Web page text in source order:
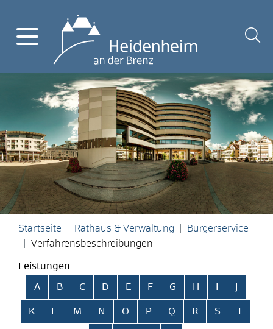
Startseite Rathaus & Verwaltung
Bürgerservice
Verfahrensbeschreibungen
Leistungen
Alphabetisches Register überspringen
A B C D E F G H
K L M N O P Q R S T